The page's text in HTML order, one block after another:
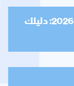
أنواع وأسعار السمن في تركيا 2026: دليلك